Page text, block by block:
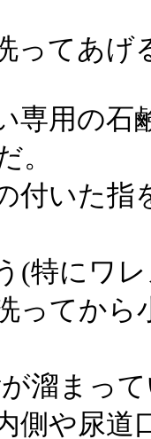
ってあげ
専用の石
。
付いた
(特にワ
ってから
溜まっ
側や尿道